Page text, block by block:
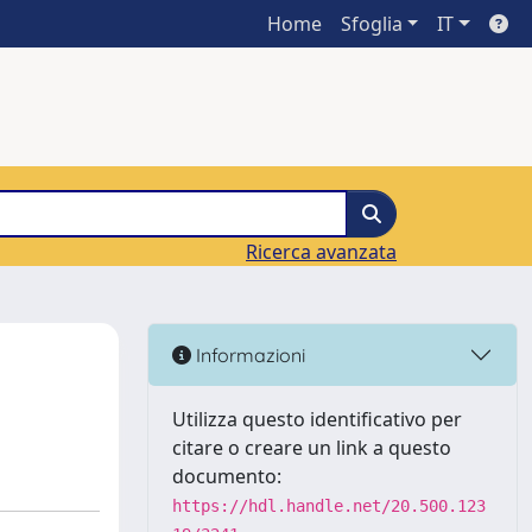
Home Sfoglia IT
Ricerca avanzata
Informazioni
Utilizza questo identificativo per
citare o creare un link a questo
documento:
https://hdl.handle.net/20.500.123